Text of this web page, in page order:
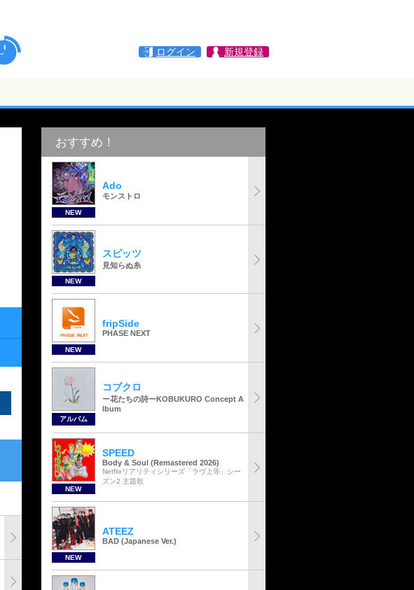
ログイン 新規登録
おすすめ！
NEW
Ado
モンストロ
NEW
スピッツ
見知らぬ糸
NEW
fripSide
PHASE NEXT
アルバム
コブクロ
ー花たちの詩ーKOBUKURO Concept A
lbum
NEW
SPEED
Body & Soul (Remastered 2026)
Netflixリアリティシリーズ「ラヴ上等」シー
ズン2 主題歌
NEW
ATEEZ
BAD (Japanese Ver.)